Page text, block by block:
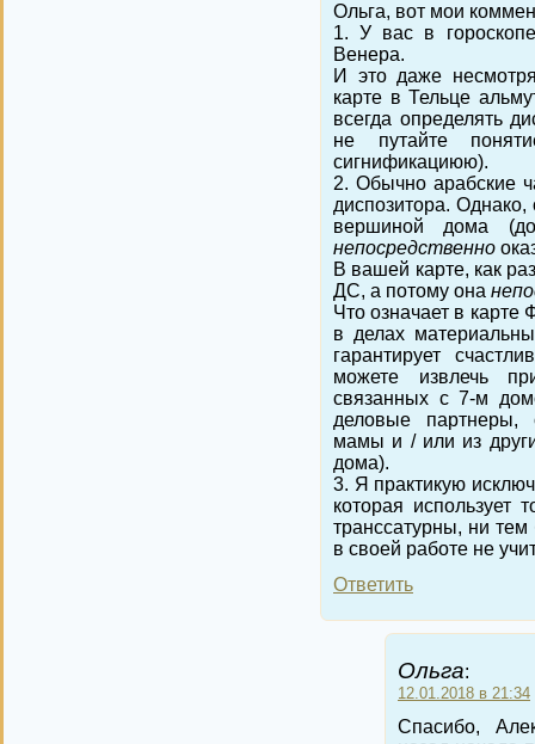
Ольга, вот мои
1. У вас в
Венера.
И это даже
карте в Тельце
всегда определять
не путайте
сигнификациюю).
2. Обычно арабские
диспозитора.
вершиной дома
непосредственно
В вашей карте, как
ДС, а потому она
Что означает в карте
в делах
гарантирует
можете извлечь
связанных с 7-м
деловые партнеры,
мамы и / или из
дома).
3. Я практикую
которая использует
транссатурны, ни
в своей работе не
Ответить
Ольга:
12.01.2018 в 21:34
Спасибо,